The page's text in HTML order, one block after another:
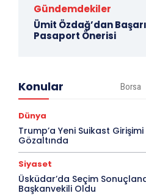
Gündemdekiler
Ümit Özdağ’dan
Pasaport Önerisi
Konular Borsa
Dünya
Trump’a Yeni Suikast
Gözaltında
Siyaset
Üsküdar’da Seçim
Başkanvekili Oldu